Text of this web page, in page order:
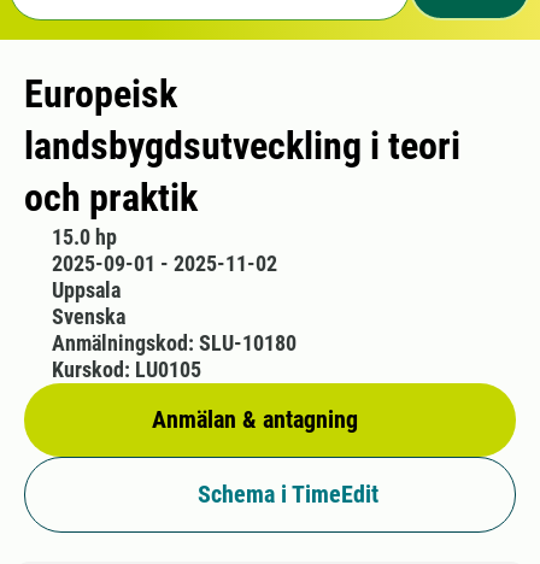
Europeisk
landsbygdsutveckling i teori
och praktik
15.0 hp
2025-09-01 - 2025-11-02
Uppsala
Svenska
Anmälan & antagning
Anmälningskod: SLU-10180
Kurskod: LU0105
Schema i TimeEdit